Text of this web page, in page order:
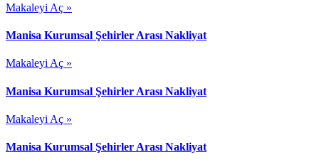
Makaleyi Aç »
Manisa Kurumsal Şehirler Arası Nakliyat
Makaleyi Aç »
Manisa Kurumsal Şehirler Arası Nakliyat
Makaleyi Aç »
Manisa Kurumsal Şehirler Arası Nakliyat